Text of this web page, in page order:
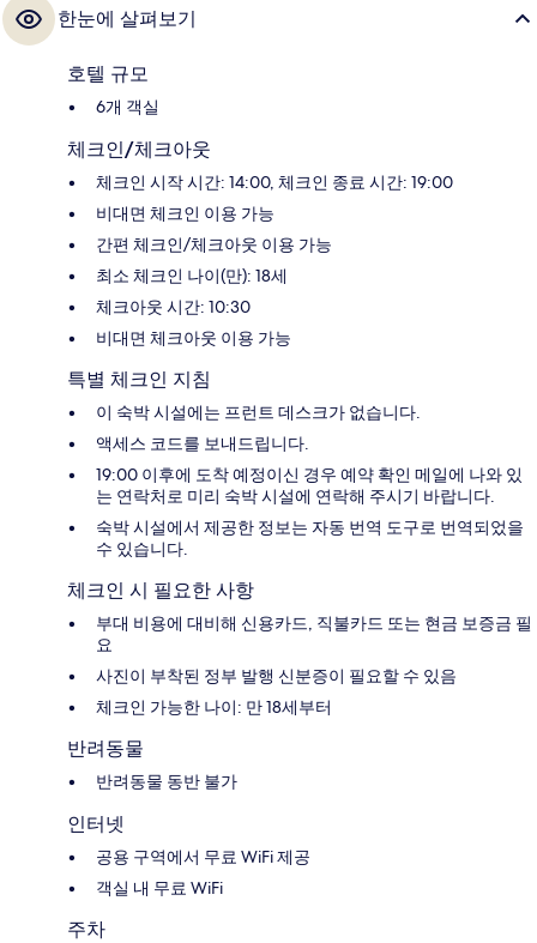
한눈에 살펴보기
호텔 규모
6개 객실
체크인/체크아웃
체크인 시작 시간: 14:00, 체크인 종료 시간: 19:00
비대면 체크인 이용 가능
간편 체크인/체크아웃 이용 가능
최소 체크인 나이(만): 18세
체크아웃 시간: 10:30
비대면 체크아웃 이용 가능
특별 체크인 지침
이 숙박 시설에는 프런트 데스크가 없습니다.
액세스 코드를 보내드립니다.
19:00 이후에 도착 예정이신 경우 예약 확인 메일에 나와 있
는 연락처로 미리 숙박 시설에 연락해 주시기 바랍니다.
숙박 시설에서 제공한 정보는 자동 번역 도구로 번역되었을
수 있습니다.
체크인 시 필요한 사항
부대 비용에 대비해 신용카드, 직불카드 또는 현금 보증금 필
요
사진이 부착된 정부 발행 신분증이 필요할 수 있음
체크인 가능한 나이: 만 18세부터
반려동물
반려동물 동반 불가
인터넷
공용 구역에서 무료 WiFi 제공
객실 내 무료 WiFi
주차